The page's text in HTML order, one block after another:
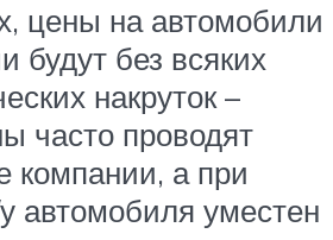
цены на автомобили
будут без всяких
накруток –
часто проводят
компании, а при
автомобиля уместен